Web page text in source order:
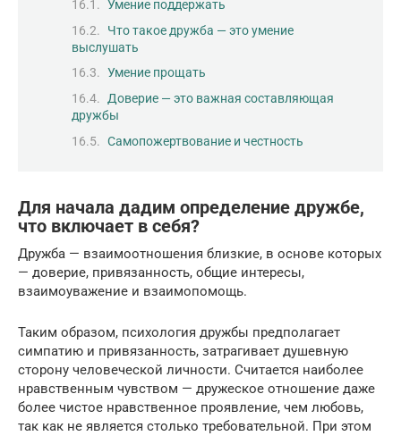
Умение поддержать
Что такое дружба — это умение
выслушать
Умение прощать
Доверие — это важная составляющая
дружбы
Самопожертвование и честность
Для начала дадим определение дружбе,
что включает в себя?
Дружба — взаимоотношения близкие, в основе которых
— доверие, привязанность, общие интересы,
взаимоуважение и взаимопомощь.
Таким образом, психология дружбы предполагает
симпатию и привязанность, затрагивает душевную
сторону человеческой личности. Считается наиболее
нравственным чувством — дружеское отношение даже
более чистое нравственное проявление, чем любовь,
так как не является столько требовательной. При этом